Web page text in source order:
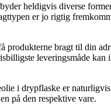
heldigvis diverse
er jo rigtig
produkterne bragt til din
leveringsmåde
i drypflaske er
på den respektive vare.